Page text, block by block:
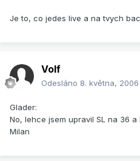
Je to, co jedes live a na tvych
Volf
Odesláno 8. května, 2006
Glader:
No, lehce jsem upravil SL na 36 a
Milan